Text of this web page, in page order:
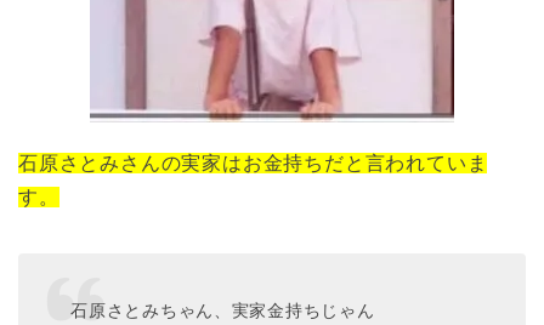
石原さとみさんの実家はお金持ちだと言われていま
す。
石原さとみちゃん、実家金持ちじゃん